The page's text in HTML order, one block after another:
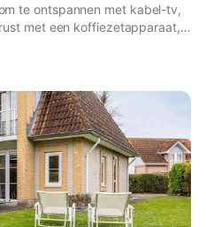
te ontspannen met kabel-tv,
met een koffiezetapparaat,
gezellige slaapkamers met
of douche. Geniet van uw
glas wijn in de avon...